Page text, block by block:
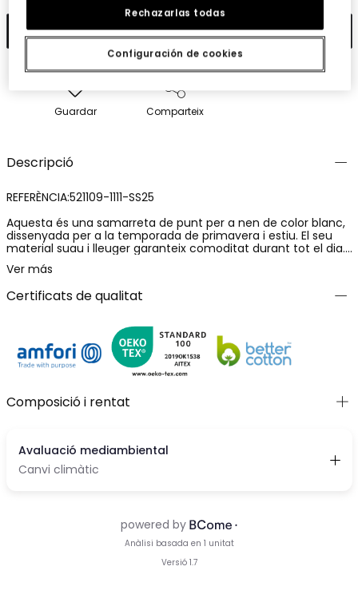
Afegir
Guardar Comparteix
Descripció
REFERÈNCIA:521109-1111-SS25
Aquesta és una samarreta de punt per a nen de color blanc,
dissenyada per a la temporada de primavera i estiu. El seu
material suau i lleuger garanteix comoditat durant tot el dia.
El disseny gràfic presenta esquitxades de color taronja i groc,
juntament amb la frase "COLOURS FEST INTO THE DUST", cosa
que li dona un toc modern i alegre. Està disponible en talles
per a nens d'entre 4 i 16 anys. Aquesta samarreta és ideal per
activitats a l'aire lliure i dies assolellats. El seu estil versàtil la
Ver más
Certificats de qualitat
Composició i rentat
Configuración de cookies
Rechazarlas todas